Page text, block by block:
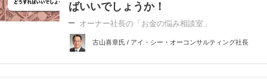
ばいいでしょうか！
オーナー社長の「お金の悩み相談室」
古山喜章氏 / アイ・シー・オーコンサルティング社長